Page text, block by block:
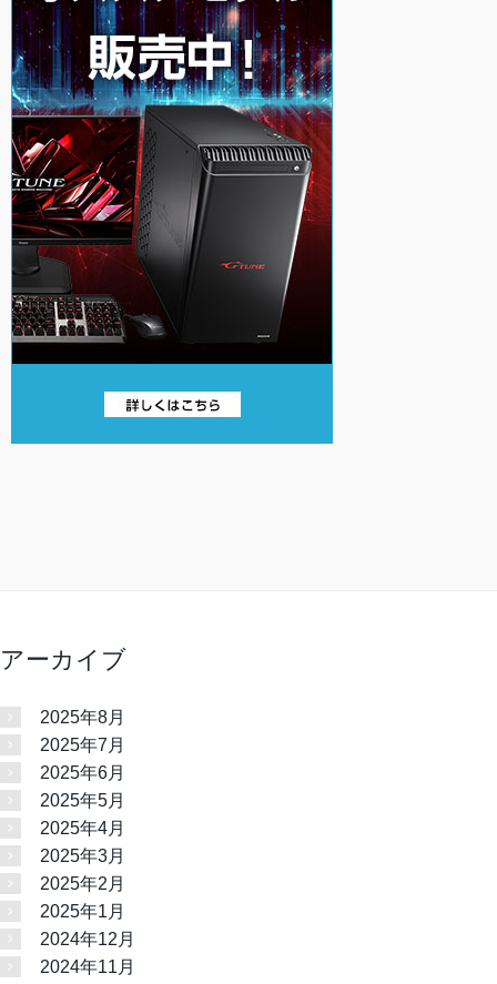
アーカイブ
2025年8月
2025年7月
2025年6月
2025年5月
2025年4月
2025年3月
2025年2月
2025年1月
2024年12月
2024年11月